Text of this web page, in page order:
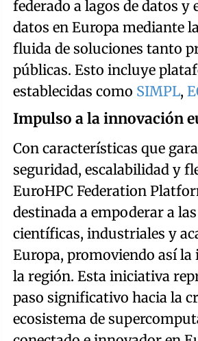
federado a lagos de datos y
datos en Europa mediante
fluida de soluciones tanto
públicas. Esto incluye
establecidas como SIMPL,
Impulso a la innovación
Con características que
seguridad, escalabilidad y
EuroHPC Federation
destinada a empoderar a
científicas, industriales y
Europa, promoviendo así la
la región. Esta iniciativa
paso significativo hacia la
ecosistema de